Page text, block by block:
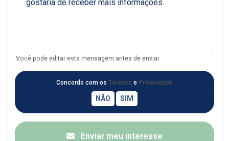
Você pode editar esta mensagem antes de enviar.
Concordo com os Termos e Privacidade
Enviar meu interesse